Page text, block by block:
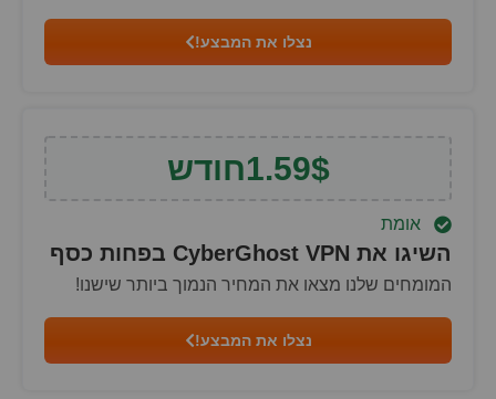
נצלו את המבצע!
1.59$ חודש
אומת
השיגו את CyberGhost VPN בפחות כסף
המומחים שלנו מצאו את המחיר הנמוך ביותר שישנו!
נצלו את המבצע!